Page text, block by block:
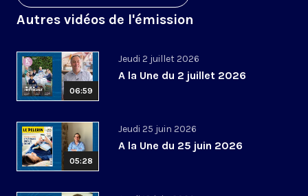
Autres vidéos de l'émission
06:59
Jeudi 2 juillet 2026
A la Une du 2 juillet 2026
05:28
Jeudi 25 juin 2026
A la Une du 25 juin 2026